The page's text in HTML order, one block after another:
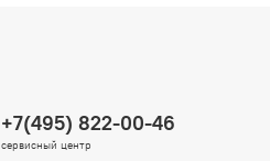
+7(495) 822-00-46
сервисный центр